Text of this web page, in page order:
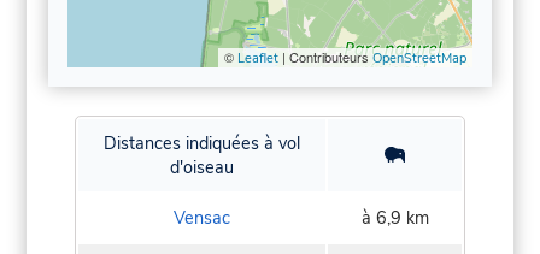
© Leaflet| Contributeurs OpenStreetMap
Distances indiquées à vol
d'oiseau
Vensac à 6,9 km